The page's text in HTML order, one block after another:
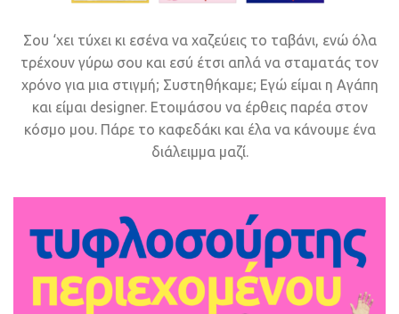
Σου ‘χει τύχει κι εσένα να χαζεύεις το ταβάνι, ενώ όλα
τρέχουν γύρω σου και εσύ έτσι απλά να σταματάς τον
χρόνο για μια στιγμή; Συστηθήκαμε; Εγώ είμαι η Αγάπη
και είμαι designer. Ετοιμάσου να έρθεις παρέα στον
κόσμο μου. Πάρε το καφεδάκι και έλα να κάνουμε ένα
διάλειμμα μαζί.